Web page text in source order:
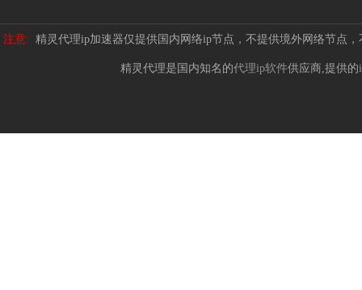
注意: 精灵代理ip加速器仅提供国内网络ip节点，不提供境外网络节点
精灵代理是国内知名的代理ip软件供应商,提供的